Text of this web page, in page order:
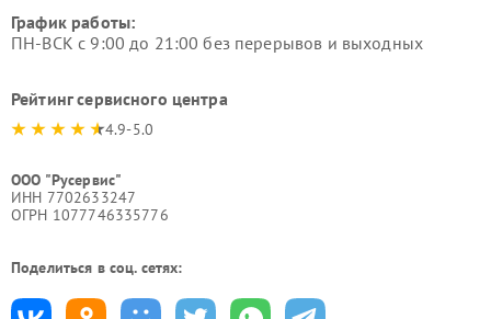
График работы:
ПН-ВСК с 9:00 до 21:00 без перерывов и выходных
Рейтинг сервисного центра
4.9-5.0
ООО "Русервис"
ИНН 7702633247
ОГРН 1077746335776
Поделиться в соц. сетях: